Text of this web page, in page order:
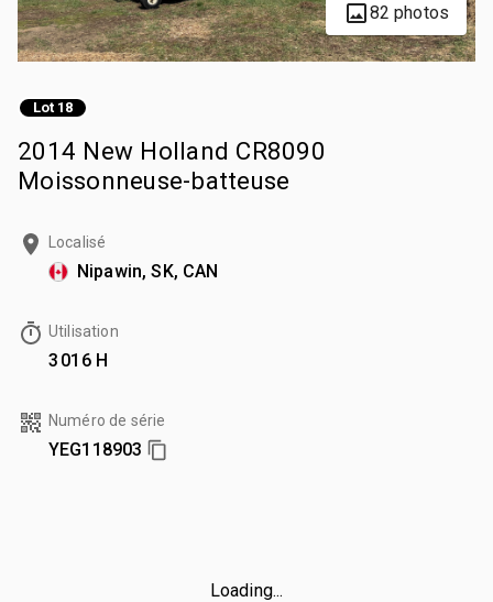
82 photos
Lot 18
2014 New Holland CR8090
Moissonneuse-batteuse
Localisé
Nipawin, SK, CAN
Utilisation
3 016 H
Numéro de série
YEG118903
Loading...